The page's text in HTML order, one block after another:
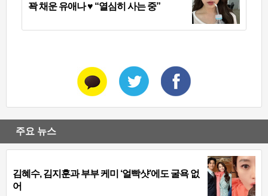
꽉 채운 유애나 ♥ “열심히 사는 중”
주요 뉴스
김혜수, 김지훈과 부부 케미 ‘얼빡샷’에도 굴욕 없
어